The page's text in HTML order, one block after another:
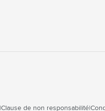
Clause de non responsabilité